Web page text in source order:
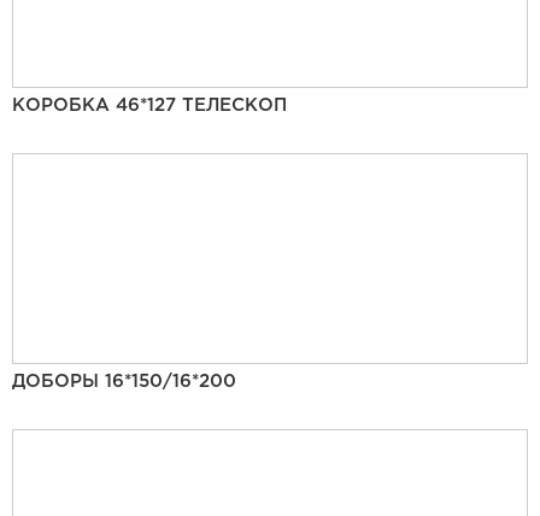
КОРОБКА 46*127 ТЕЛЕСКОП
ДОБОРЫ 16*150/16*200